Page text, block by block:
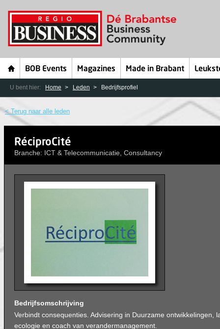
BOB Events Magazines Made in Brabant
U bent hier: Home Leden Bedrijfsprofiel
< Terug naar alle leden
RéciproCité
Branche: ICT & Telecommunicatie, Consultancy
Bedrijfsomschrijving
Verbindt consequenties. Advisering in Duurzame ontwikkelingen,
ecologie en coach van verandermanagement.